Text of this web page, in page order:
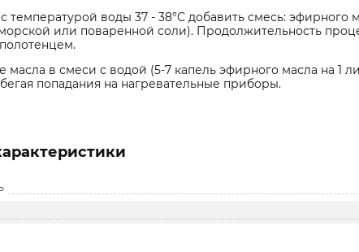
температурой воды 37 - 38°С добавить смесь: эфирного
или поваренной соли). Продолжительность
в смеси с водой (5-7 капель эфирного масла на 1
попадания на нагревательные приборы.